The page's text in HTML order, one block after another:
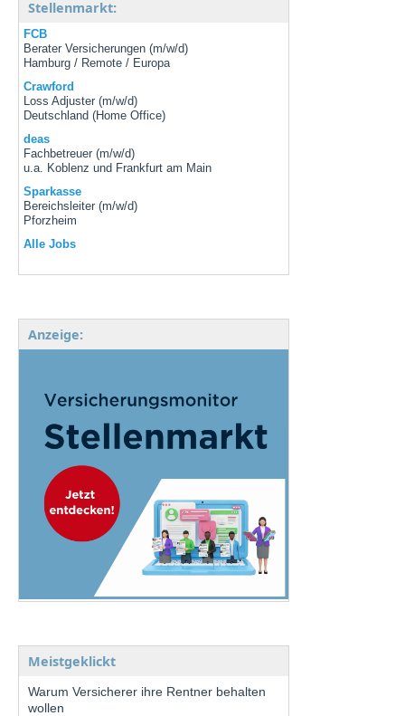
Stellenmarkt:
FCB
Berater Versicherungen (m/w/d)
Hamburg / Remote / Europa
Crawford
Loss Adjuster (m/w/d)
Deutschland (Home Office)
deas
Fachbetreuer (m/w/d)
u.a. Koblenz und Frankfurt am Main
Sparkasse
Bereichsleiter (m/w/d)
Pforzheim
Alle Jobs
Anzeige:
Meistgeklickt
Warum Versicherer ihre Rentner behalten
wollen